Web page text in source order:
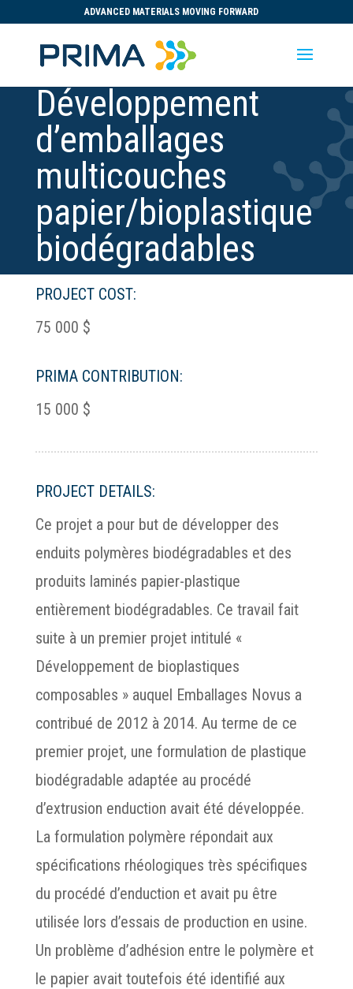
ADVANCED MATERIALS MOVING FORWARD
Développement
d’emballages
multicouches
papier/bioplastique
biodégradables
PROJECT COST:
75 000 $
PRIMA CONTRIBUTION:
15 000 $
PROJECT DETAILS:
Ce projet a pour but de développer des
enduits polymères biodégradables et des
produits laminés papier-plastique
entièrement biodégradables. Ce travail fait
suite à un premier projet intitulé «
Développement de bioplastiques
composables » auquel Emballages Novus a
contribué de 2012 à 2014. Au terme de ce
premier projet, une formulation de plastique
biodégradable adaptée au procédé
d’extrusion enduction avait été développée.
La formulation polymère répondait aux
spécifications rhéologiques très spécifiques
du procédé d’enduction et avait pu être
utilisée lors d’essais de production en usine.
Un problème d’adhésion entre le polymère et
le papier avait toutefois été identifié aux